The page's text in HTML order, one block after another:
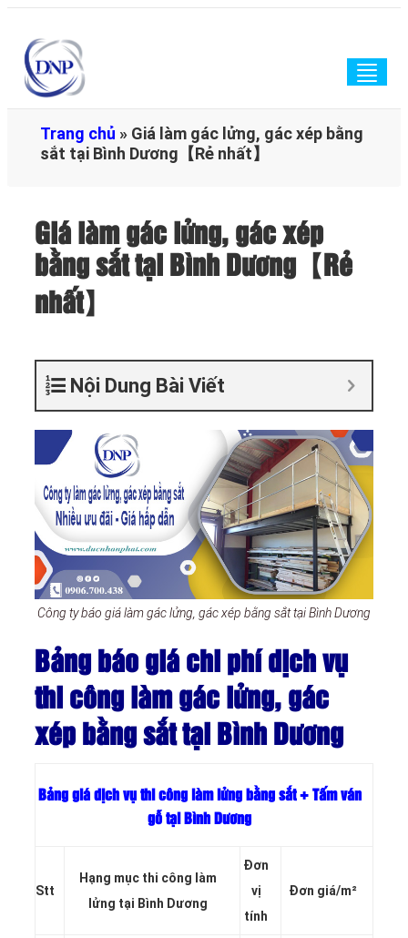
Trang chủ » Giá làm gác lửng, gác xép bằng
sắt tại Bình Dương【Rẻ nhất】
Giá làm gác lửng, gác xép
bằng sắt tại Bình Dương【Rẻ
nhất】
Nội Dung Bài Viết
Công ty báo giá làm gác lửng, gác xép bằng sắt tại Bình Dương
Bảng báo giá chi phí dịch vụ
thi công làm gác lửng, gác
xép bằng sắt tại Bình Dương
Bảng giá dịch vụ thi công làm lửng bằng sắt + Tấm ván
gỗ tại Bình Dương
Stt
Hạng mục thi công làm
lửng tại Bình Dương
Đơn
vị
tính
Đơn giá/m²